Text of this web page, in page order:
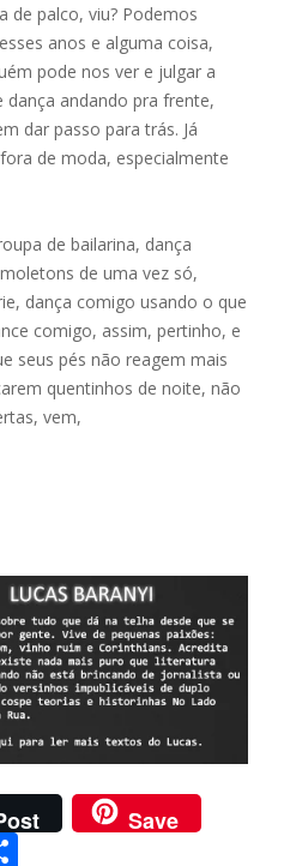
de palco, viu? Podemos
anos e alguma coisa,
pode nos ver e julgar a
andando pra frente,
dar passo para trás. Já
de moda, especialmente
de bailarina, dança
de uma vez só,
dança comigo usando o que
comigo, assim, pertinho, e
seus pés não reagem mais
quentinhos de noite, não
vem,
Save